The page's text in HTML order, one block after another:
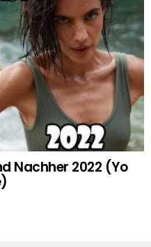
Nachher 2022 (Yo